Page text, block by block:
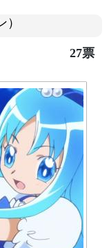
27票